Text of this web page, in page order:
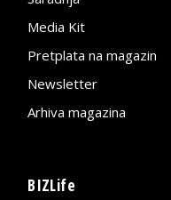
Media Kit
Pretplata na magazin
Newsletter
Arhiva magazina
BIZLife